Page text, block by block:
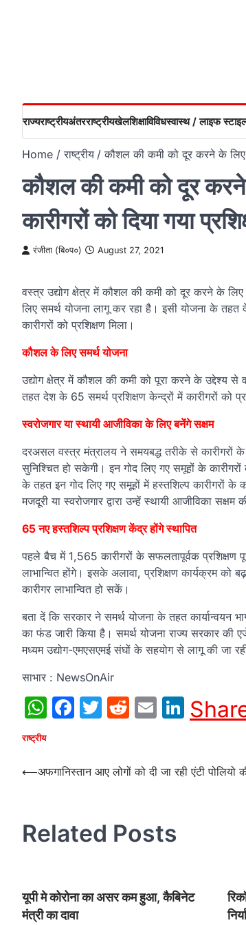
राज्यराष्ट्रीयअंतरराष्ट्रीयखेलशिक्षाविविधस्वास्थ / लाइफ
Home राष्ट्रीय कौशल की कमी को दूर करने के लिए
कौशल की कमी को दूर
कारीगरों को दिया गया
रंजीता (बि०प०) August 27, 2021
वस्त्र उद्योग क्षेत्र में कौशल की कमी को दूर करने के
लिए समर्थ योजना लागू कर रहा है। इसी योजना के तहत
कारीगरों को प्रशिक्षण मिला।
कौशल के लिए समर्थ योजना
उद्योग क्षेत्र में कौशल की कमी को पूरा करने के उद्देश्य से
तहत देश के 65 समर्थ प्रशिक्षण केन्द्रों में कारीगरों को
स्वरोजगार या स्थायी आजीविका के लिए बनेंगे सक्षम
दरअसल वस्त्र मंत्रालय ने समयबद्ध तरीके से कारीगरों
सुनिश्चित हो सकेगी। इन गोद लिए गए समूहों के
के तहत इन गोद लिए गए समूहों में हस्तशिल्प कारीगरों के
मजदूरी या स्वरोजगार द्वारा उन्हें स्थायी आजीविका
65 नए हस्तशिल्प प्रशिक्षण केंद्र होंगे स्थापित
पहले बैच में 1,565 कारीगरों के सफलतापूर्वक प्रशिक्षण
लाभान्वित होंगे। इसके अलावा, प्रशिक्षण कार्यक्रम
कारीगर लाभान्वित हो सकें।
बता दें कि सरकार ने समर्थ योजना के तहत
का फंड जारी किया है। समर्थ योजना राज्य सरकार की
मध्यम उद्योग-एमएसएमई संघों के सहयोग से लागू की जा
साभार : NewsOnAir
WhatsApp
Facebook
Twitter
Reddit
Email
राष्ट्रीय
Post
⟵अफगानिस्तान आए लोगों को दी जा रही एंटी पोलियो
Related Posts
यूपी मे कोरोना का असर कम हुआ, कैबिनेट
मंत्री का दावा